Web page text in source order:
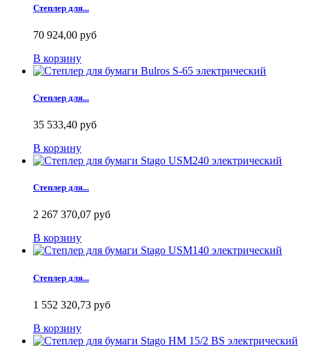
Степлер для...
70 924,00 руб
В корзину
Степлер для...
35 533,40 руб
В корзину
Степлер для...
2 267 370,07 руб
В корзину
Степлер для...
1 552 320,73 руб
В корзину